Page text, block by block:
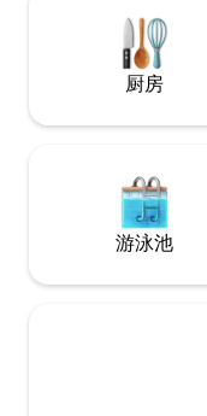
small families looking
oceanfront
ocean views right
Follow Us @厨房
游泳池